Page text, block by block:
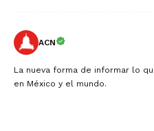
ACN
La nueva forma de informar lo
en México y el mundo.